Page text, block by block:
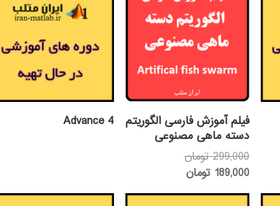
فیلم آموزش فارسی الگوریتم
دسته ماهی مصنوعی
299,000 تومانقیمت
189,000 تومانقیمت
Advance 4